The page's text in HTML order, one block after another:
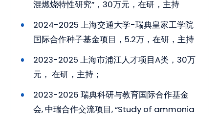
混燃烧特性研究”，30万元，在研，主持
2024-2025 上海交通大学-瑞典皇家工学院
国际合作种子基金项目，5.2万，在研，主持
2023-2025 上海市浦江人才项目A类，30万
元， 在研，主持；
2023-2026 瑞典科研与教育国际合作基金
会, 中瑞合作交流项目, “Study of ammonia